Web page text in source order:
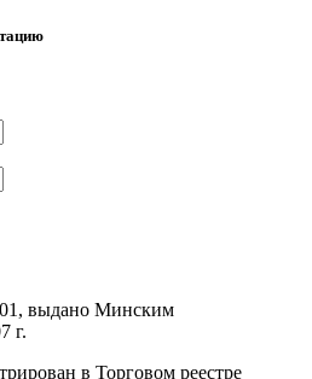
выдано Минским
г.
в Торговом реестре